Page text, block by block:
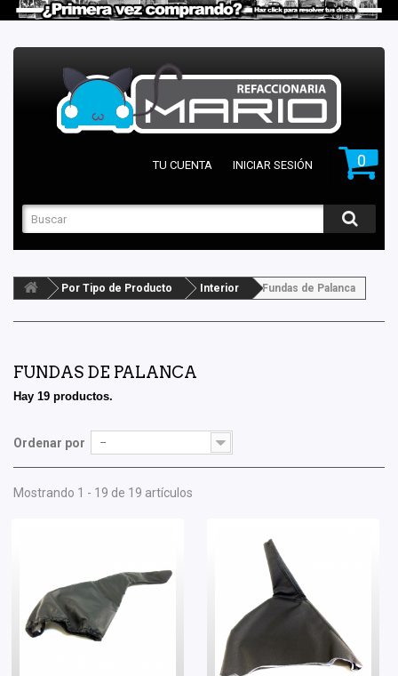
0
TU CUENTA INICIAR SESIÓN
Por Tipo de Producto Interior Fundas de Palanca
FUNDAS DE PALANCA
Hay 19 productos.
Ordenar por --
Mostrando 1 - 19 de 19 artículos